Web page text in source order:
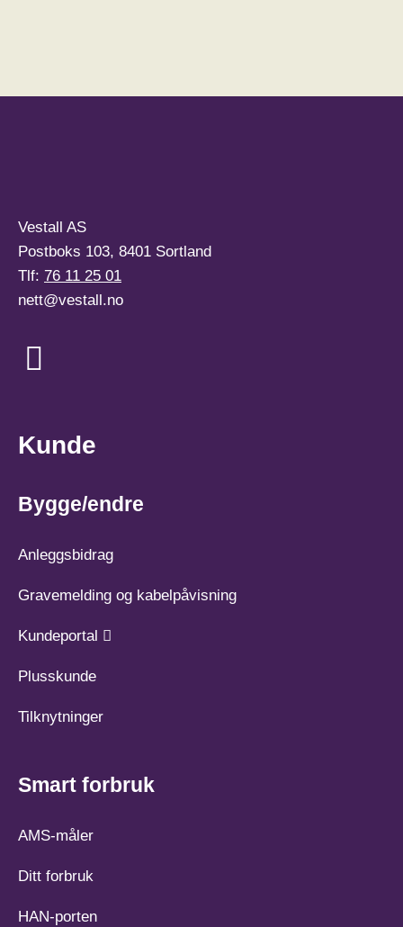
Vestall AS
Postboks 103, 8401 Sortland
Tlf: 76 11 25 01
nett@vestall.no
Kunde
Bygge/endre
Anleggsbidrag
Gravemelding og kabelpåvisning
Kundeportal
Plusskunde
Tilknytninger
Smart forbruk
AMS-måler
Ditt forbruk
HAN-porten